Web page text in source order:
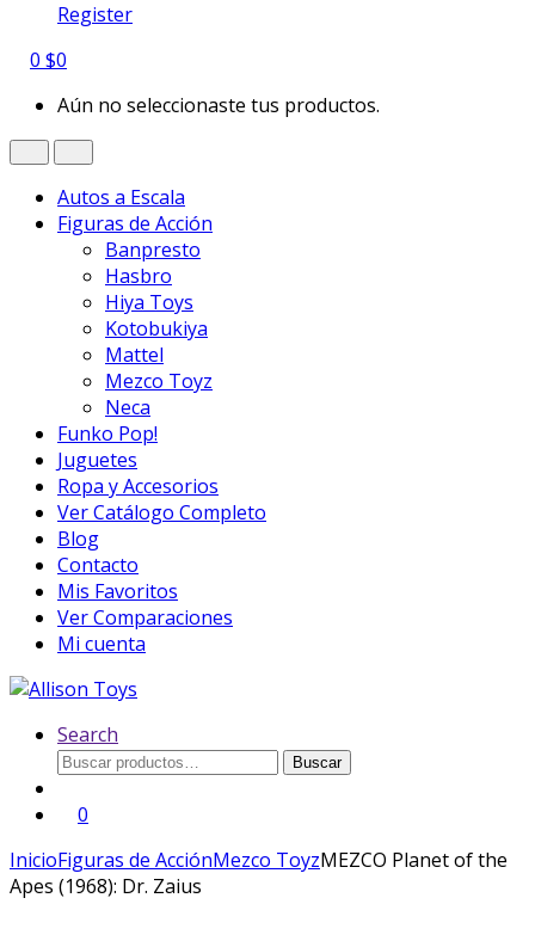
Register
0 $0
Aún no seleccionaste tus productos.
Autos a Escala
Figuras de Acción
Banpresto
Hasbro
Hiya Toys
Kotobukiya
Mattel
Mezco Toyz
Neca
Funko Pop!
Juguetes
Ropa y Accesorios
Ver Catálogo Completo
Blog
Contacto
Mis Favoritos
Ver Comparaciones
Mi cuenta
Search
Buscar
Buscar
0
InicioFiguras de AcciónMezco ToyzMEZCO Planet of the
Apes (1968): Dr. Zaius